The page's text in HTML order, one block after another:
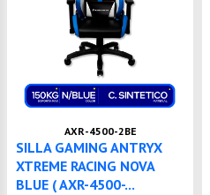
AXR-4500-2BE
SILLA GAMING ANTRYX
XTREME RACING NOVA
BLUE ( AXR-4500-...